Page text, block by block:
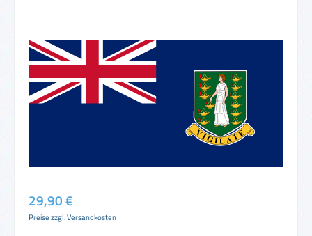
Regulärer Preis:
29,90 €
Preise zzgl. Versandkosten